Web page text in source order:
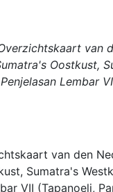
van
Oostkust,
Lembar
van den
Sumatra's
VII (Tapanoeli,